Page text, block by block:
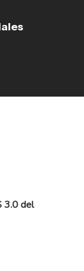
3.0 del